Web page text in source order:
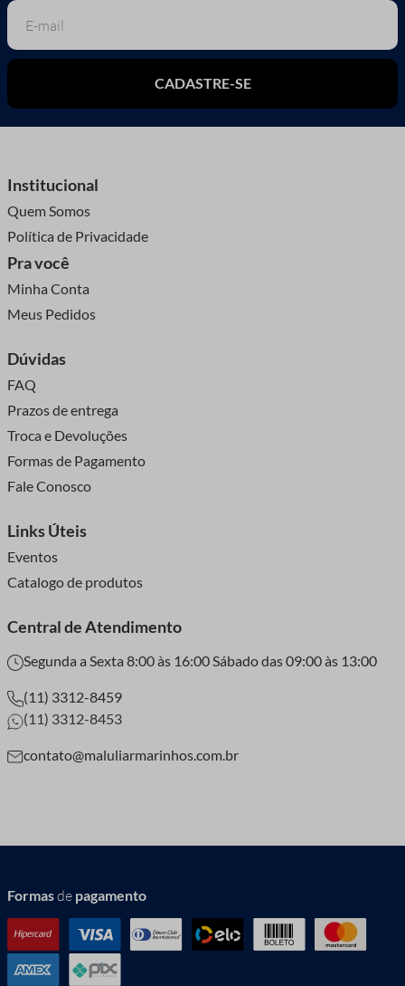
CADASTRE-SE
Institucional
Quem Somos
Política de Privacidade
Pra você
Minha Conta
Meus Pedidos
Dúvidas
FAQ
Prazos de entrega
Troca e Devoluções
Formas de Pagamento
Fale Conosco
Links Úteis
Eventos
Catalogo de produtos
Central de Atendimento
Segunda a Sexta 8:00 às 16:00 Sábado das 09:00 às 13:00
(11) 3312-8459
(11) 3312-8453
contato@maluliarmarinhos.com.br
Formasde pagamento